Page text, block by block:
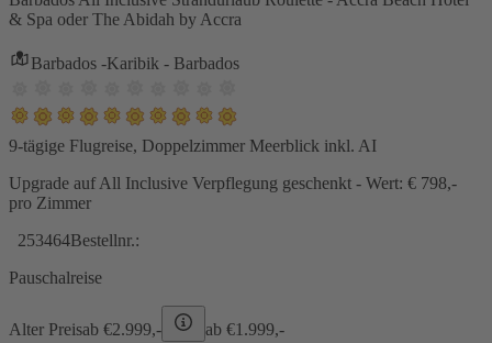
& Spa oder The Abidah by Accra
Barbados -Karibik - Barbados
9-tägige Flugreise, Doppelzimmer Meerblick inkl. AI
Upgrade auf All Inclusive Verpflegung geschenkt - Wert: € 798,-
pro Zimmer
253464Bestellnr.:
Pauschalreise
Alter Preisab €2.999,- ab €1.999,-